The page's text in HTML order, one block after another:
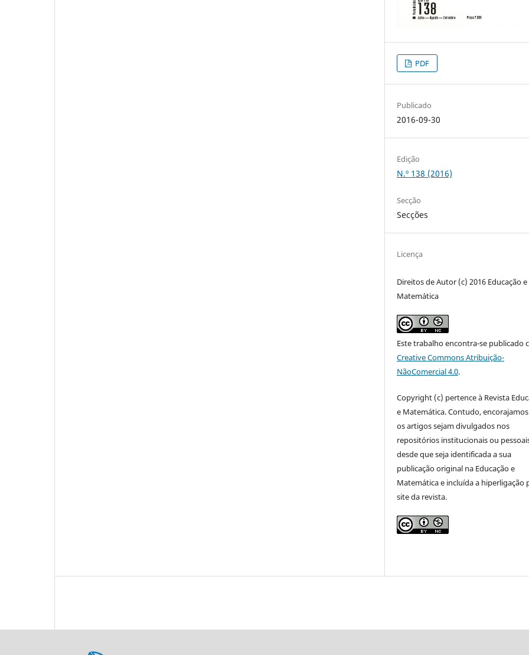
PDF
Publicado
2016-09-30
Edição
N.º 138 (2016)
Secção
Secções
Licença
Direitos de Autor (c) 2016 Educação e
Matemática
Este trabalho encontra-se publicado
Creative Commons Atribuição-
NãoComercial 4.0.
Copyright (c) pertence à Revista
e Matemática. Contudo,
os artigos sejam divulgados nos
repositórios institucionais ou
desde que seja identificada a sua
publicação original na Educação e
Matemática e incluída a hiperligação
site da revista.